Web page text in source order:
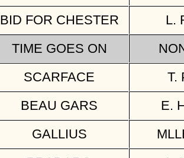
BID FOR CHESTER
L.
TIME GOES ON
SCARFACE
T.
BEAU GARS
E.
GALLIUS